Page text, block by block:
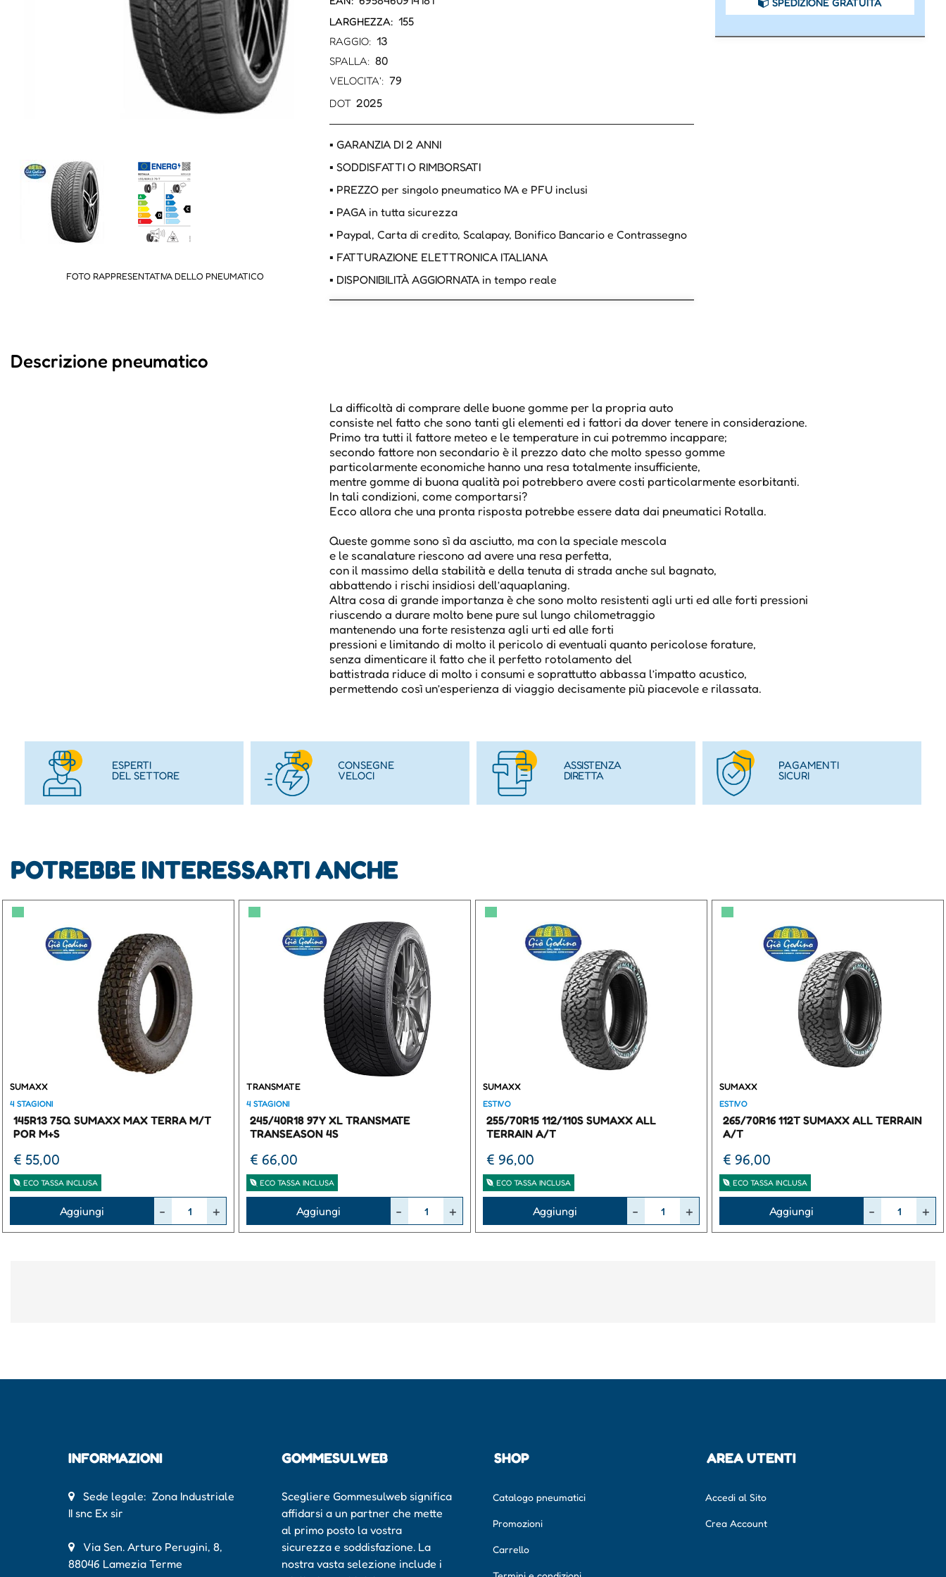
FOTO RAPPRESENTATIVA DELLO PNEUMATICO
LARGHEZZA: 155
RAGGIO: 13
SPALLA: 80
VELOCITA': 79
DOT 2025
▪ GARANZIA DI 2 ANNI
▪ SODDISFATTI O RIMBORSATI
▪ PREZZO per singolo pneumatico IVA e PFU inclusi
▪ PAGA in tutta sicurezza
▪ Paypal, Carta di credito, Scalapay, Bonifico Bancario e Contrassegno
▪ FATTURAZIONE ELETTRONICA ITALIANA
▪ DISPONIBILITÀ AGGIORNATA in tempo reale
SPEDIZIONE GRATUITA
Descrizione pneumatico
La difficoltà di comprare delle buone gomme per la propria auto
consiste nel fatto che sono tanti gli elementi ed i fattori da dover tenere in considerazione.
Primo tra tutti il fattore meteo e le temperature in cui potremmo incappare;
secondo fattore non secondario è il prezzo dato che molto spesso gomme
particolarmente economiche hanno una resa totalmente insufficiente,
mentre gomme di buona qualità poi potrebbero avere costi particolarmente esorbitanti.
In tali condizioni, come comportarsi?
Ecco allora che una pronta risposta potrebbe essere data dai pneumatici Rotalla.
Queste gomme sono sì da asciutto, ma con la speciale mescola
e le scanalature riescono ad avere una resa perfetta,
con il massimo della stabilità e della tenuta di strada anche sul bagnato,
abbattendo i rischi insidiosi dell’aquaplaning.
Altra cosa di grande importanza è che sono molto resistenti agli urti ed alle forti pressioni
riuscendo a durare molto bene pure sul lungo chilometraggio
mantenendo una forte resistenza agli urti ed alle forti
pressioni e limitando di molto il pericolo di eventuali quanto pericolose forature,
senza dimenticare il fatto che il perfetto rotolamento del
battistrada riduce di molto i consumi e soprattutto abbassa l’impatto acustico,
permettendo così un’esperienza di viaggio decisamente più piacevole e rilassata.
ESPERTI
DEL SETTORE
CONSEGNE
VELOCI
ASSISTENZA
DIRETTA
PAGAMENTI
SICURI
POTREBBE INTERESSARTI ANCHE
▀
SUMAXX
4 STAGIONI
145R13 75Q SUMAXX MAX TERRA M/T
POR M+S
€ 55,00
ECO TASSA INCLUSA
Aggiungi
▀
TRANSMATE
4 STAGIONI
245/40R18 97Y XL TRANSMATE
TRANSEASON 4S
€ 66,00
ECO TASSA INCLUSA
Aggiungi
▀
SUMAXX
ESTIVO
255/70R15 112/110S SUMAXX ALL
TERRAIN A/T
€ 96,00
ECO TASSA INCLUSA
Aggiungi
▀
SUMAXX
ESTIVO
265/70R16 112T SUMAXX ALL TERRAIN
A/T
€ 96,00
ECO TASSA INCLUSA
Aggiungi
INFORMAZIONI
Sede legale: Zona Industriale
II snc Ex sir
Via Sen. Arturo Perugini, 8,
88046 Lamezia Terme
GOMMESULWEB
Scegliere Gommesulweb significa
affidarsi a un partner che mette
al primo posto la vostra
sicurezza e soddisfazione. La
nostra vasta selezione include i
SHOP
Catalogo pneumatici
Promozioni
Carrello
AREA UTENTI
Accedi al Sito
Crea Account